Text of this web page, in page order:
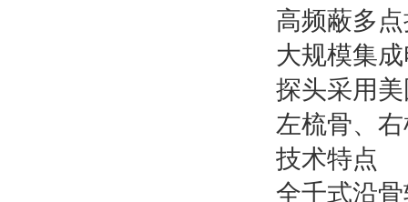
高频蔽多
大规模集
探头采用
左梳骨、
技术特点
全千式沿